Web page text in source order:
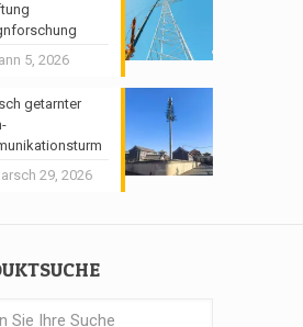
5, 2026
getarnter
29, 2026